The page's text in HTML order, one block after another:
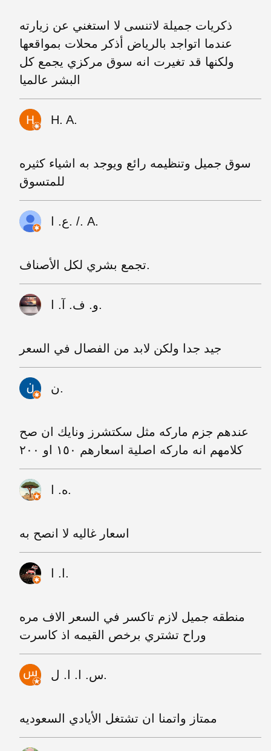
ذكريات جميلة لاتنسى لا استغني عن زيارته
عندما اتواجد بالرياض أذكر محلات بمواقعها
ولكنها قد تغيرت انه سوق مركزي يجمع كل
البشر عالميا
H. A.
سوق جميل وتنظيمه رائع ويوجد به اشياء كثيره
للمتسوق
ع. ا. /. A.
تجمع بشري لكل الأصناف.
و. ف. آ. ا.
جيد جدا ولكن لابد من الفصال في السعر
ن.
عندهم جزم ماركه مثل سكتشرز ونايك ان صح
كلامهم انه ماركه اصلية اسعارهم ١٥٠ او ٢٠٠
ه. ا.
اسعار غاليه لا انصح به
ا. ا.
منطقه جميل لازم تاكسر في السعر الاف مره
وراح تشتري برخص القيمه اذ كاسرت
س. ا. ا. ل.
ممتاز واتمنا ان تشتغل الأيادي السعوديه